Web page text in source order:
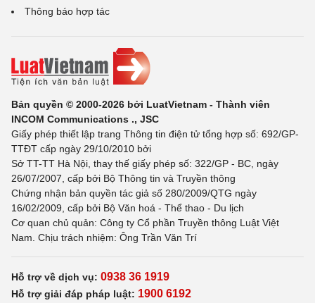
Thông báo hợp tác
Bản quyền © 2000-2026 bởi LuatVietnam - Thành viên
INCOM Communications ., JSC
Giấy phép thiết lập trang Thông tin điện tử tổng hợp số: 692/GP-
TTĐT cấp ngày 29/10/2010 bởi
Sở TT-TT Hà Nội, thay thế giấy phép số: 322/GP - BC, ngày
26/07/2007, cấp bởi Bộ Thông tin và Truyền thông
Chứng nhận bản quyền tác giả số 280/2009/QTG ngày
16/02/2009, cấp bởi Bộ Văn hoá - Thể thao - Du lịch
Cơ quan chủ quản: Công ty Cổ phần Truyền thông Luật Việt
Nam. Chịu trách nhiệm: Ông Trần Văn Trí
Hỗ trợ về dịch vụ: 0938 36 1919
Hỗ trợ giải đáp pháp luật: 1900 6192